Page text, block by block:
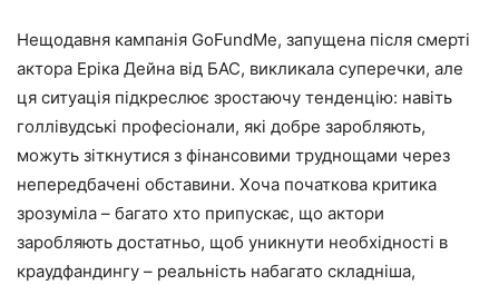
Нещодавня кампанія GoFundMe, запущена після смерті
актора Еріка Дейна від БАС, викликала суперечки, але
ця ситуація підкреслює зростаючу тенденцію: навіть
голлівудські професіонали, які добре заробляють,
можуть зіткнутися з фінансовими труднощами через
непередбачені обставини. Хоча початкова критика
зрозуміла – багато хто припускає, що актори
заробляють достатньо, щоб уникнути необхідності в
краудфандингу – реальність набагато складніша,